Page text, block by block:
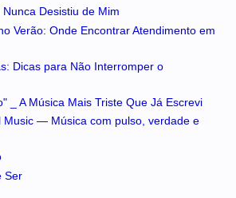
Desistiu de Mim
Verão: Onde Encontrar Atendimento em
Dicas para Não Interromper o
_ A Música Mais Triste Que Já Escrevi
Music — Música com pulso, verdade e
Ser